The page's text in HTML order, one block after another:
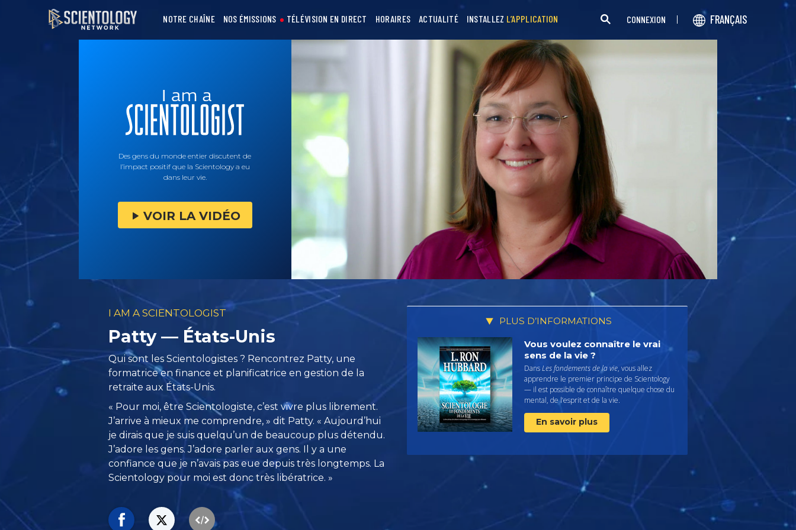
NOTRE CHAÎNE NOS ÉMISSIONS TÉLÉVISION EN DIRECT HORAIRES ACTUALITÉ INSTALLEZ L’APPLICATION CONNEXION FRANÇAIS
Des gens du monde entier discutent de
l’impact positif que la Scientology a eu
dans leur vie.
VOIR LA VIDÉO
I AM A SCIENTOLOGIST
Patty — États-Unis
Qui sont les Scientologistes ? Rencontrez Patty, une
formatrice en finance et planificatrice en gestion de la
retraite aux États-Unis.
« Pour moi, être Scientologiste, c’est vivre plus librement.
J’arrive à mieux me comprendre, » dit Patty. « Aujourd’hui
je dirais que je suis quelqu’un de beaucoup plus détendu.
J’adore les gens. J’adore parler aux gens. Il y a une
confiance que je n’avais pas eue depuis très longtemps. La
Scientology pour moi est donc très libératrice. »
PLUS D’INFORMATIONS
Vous voulez connaître le vrai
sens de la vie ?
DansLes fondements de la vie, vous allez
apprendre le premier principe de Scientology
— il est possible de connaître quelque chose du
mental, de l’esprit et de la vie.
En savoir plus